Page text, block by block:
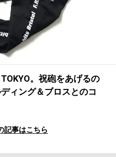
#OUTDOOR
HANDBOOK
。祝砲をあげるの
ィング＆ブロスとのコ
記事はこちら